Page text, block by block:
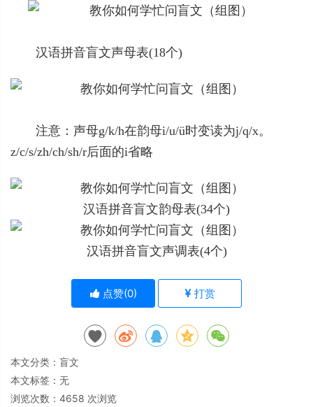
汉语拼音盲文声母表(18个)
注意：声母g/k/h在韵母i/u/ü时变读为j/q/x。
z/c/s/zh/ch/sh/r后面的i省略
汉语拼音盲文韵母表(34个)
汉语拼音盲文声调表(4个)
点赞(0) 打赏
本文分类： 盲文
本文标签：无
浏览次数： 4658 次浏览